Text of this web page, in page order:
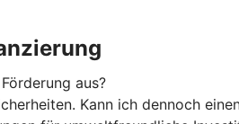
aus?
Kann ich dennoch